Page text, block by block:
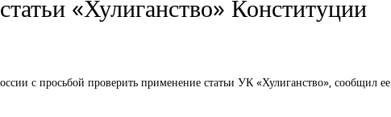
«Хулиганство» Конституции
с просьбой проверить применение статьи УК «Хулиганство», сообщил ее